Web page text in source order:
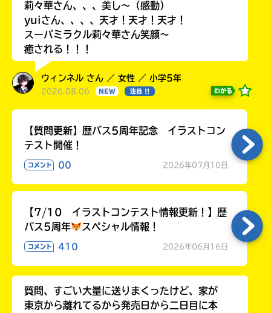
莉々華さん、、、美し〜（感動）
yuiさん、、、、天才！天才！天才！
スーパミラクル莉々華さん笑顔〜
癒される！！！
ウィンネル さん ／ 女性 ／ 小学5年
2026.08.06 NEW 注目 !! わかる
【質問更新】歴バス5周年記念 イラストコン
テスト開催！
コメント 00 2026年07月10日
【7/10 イラストコンテスト情報更新！】歴
バス5周年
スペシャル情報！
コメント 410 2026年06月16日
質問、すごい大量に送りまくったけど、家が
東京から離れてるから発売日から二日目に本